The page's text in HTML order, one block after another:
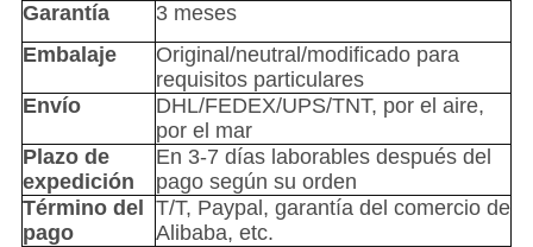
Garantía
3 meses
Embalaje
Original/neutral/modificado para
requisitos particulares
Envío
DHL/FEDEX/UPS/TNT, por el aire,
por el mar
Plazo de
expedición
En 3-7 días laborables después del
pago según su orden
Término del
pago
T/T, Paypal, garantía del comercio de
Alibaba, etc.